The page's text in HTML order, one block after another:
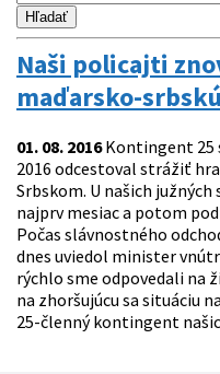
Naši policajti
maďarsko-
01. 08. 2016Kontingent 25
2016 odcestoval strážiť
Srbskom. U našich
najprv mesiac a potom
Počas slávnostného
dnes uviedol minister
rýchlo sme odpovedali na
na zhoršujúcu sa situáciu
25-členný kontingent